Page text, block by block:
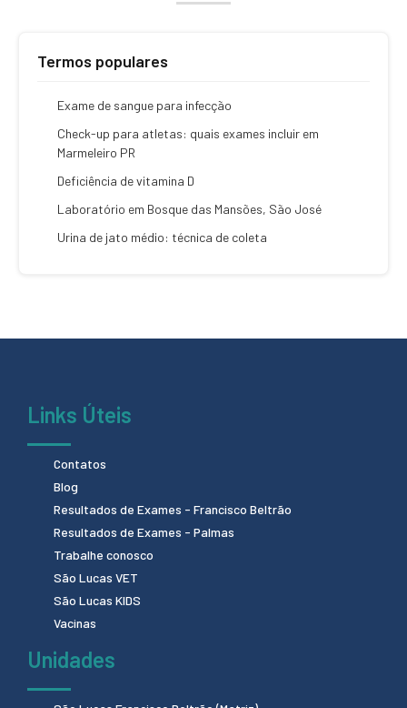
Termos populares
Exame de sangue para infecção
Check-up para atletas: quais exames incluir em
Marmeleiro PR
Deficiência de vitamina D
Laboratório em Bosque das Mansões, São José
Urina de jato médio: técnica de coleta
Links Úteis
Contatos
Blog
Resultados de Exames - Francisco Beltrão
Resultados de Exames - Palmas
Trabalhe conosco
São Lucas VET
São Lucas KIDS
Vacinas
Unidades